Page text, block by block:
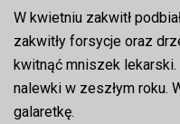
W kwietniu zakwitł
zakwitły forsycje oraz
kwitnąć mniszek lekarski.
nalewki w zeszłym roku.
galaretkę.